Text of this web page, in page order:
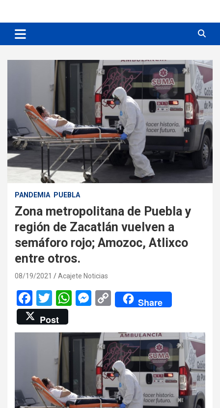
PANDEMIA PUEBLA
Zona metropolitana de Puebla y
región de Zacatlán vuelven a
semáforo rojo; Amozoc, Atlixco
entre otros.
08/19/2021 Acajete Noticias
F
a
ce
o
k
T
wi
tt
er
W
at
s
p
p
M
se
n
g
er
C
o
py
Li
n
k
Share
Post